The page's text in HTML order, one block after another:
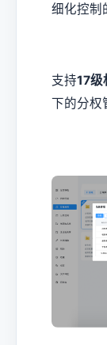
细化控制
支持17级
下的分权